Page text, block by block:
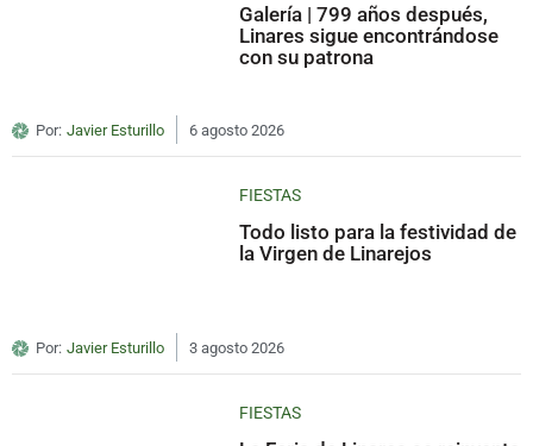
Galería | 799 años después,
Linares sigue encontrándose
con su patrona
Por: Javier Esturillo 6 agosto 2026
FIESTAS
Todo listo para la festividad de
la Virgen de Linarejos
Por: Javier Esturillo 3 agosto 2026
FIESTAS